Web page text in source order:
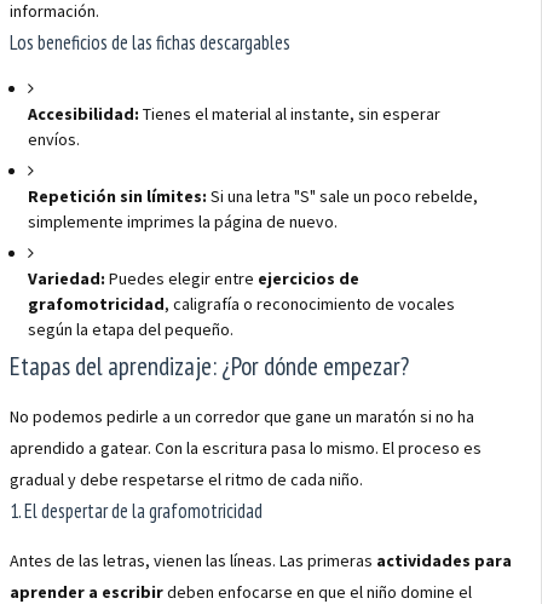
información.
Los beneficios de las fichas descargables
Accesibilidad: Tienes el material al instante, sin esperar
envíos.
Repetición sin límites: Si una letra "S" sale un poco rebelde,
simplemente imprimes la página de nuevo.
Variedad: Puedes elegir entre ejercicios de
grafomotricidad, caligrafía o reconocimiento de vocales
según la etapa del pequeño.
Etapas del aprendizaje: ¿Por dónde empezar?
No podemos pedirle a un corredor que gane un maratón si no ha
aprendido a gatear. Con la escritura pasa lo mismo. El proceso es
gradual y debe respetarse el ritmo de cada niño.
1. El despertar de la grafomotricidad
Antes de las letras, vienen las líneas. Las primeras actividades para
aprender a escribirdeben enfocarse en que el niño domine el